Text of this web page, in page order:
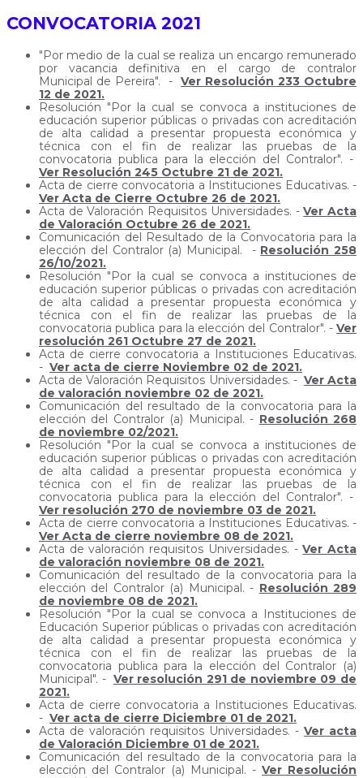
CONVOCATORIA 2021
"Por medio de la cual se realiza un encargo remunerado
por vacancia definitiva en el cargo de contralor
Municipal de Pereira". - Ver Resolución 233 Octubre
12 de 2021.
Resolución "Por la cual se convoca a instituciones de
educación superior públicas o privadas con acreditación
de alta calidad a presentar propuesta económica y
técnica con el fin de realizar las pruebas de la
convocatoria publica para la elección del Contralor". -
Ver Resolución 245 Octubre 21 de 2021.
Acta de cierre convocatoria a Instituciones Educativas. -
Ver Acta de Cierre Octubre 26 de 2021.
Acta de Valoración Requisitos Universidades. -Ver Acta
de Valoración Octubre 26 de 2021.
Comunicación del Resultado de la Convocatoria para la
elección del Contralor (a) Municipal. - Resolución 258
26/10/2021.
Resolución "Por la cual se convoca a instituciones de
educación superior públicas o privadas con acreditación
de alta calidad a presentar propuesta económica y
técnica con el fin de realizar las pruebas de la
convocatoria publica para la elección del Contralor". - Ver
resolución 261 Octubre 27 de 2021.
Acta de cierre convocatoria a Instituciones Educativas.
- Ver acta de cierre Noviembre 02 de 2021.
Acta de Valoración Requisitos Universidades. - Ver Acta
de valoración noviembre 02 de 2021.
Comunicación del resultado de la convocatoria para la
elección del Contralor (a) Municipal. - Resolución 268
de noviembre 02/2021.
Resolución "Por la cual se convoca a instituciones de
educación superior públicas o privadas con acreditación
de alta calidad a presentar propuesta económica y
técnica con el fin de realizar las pruebas de la
convocatoria publica para la elección del Contralor". -
Ver resolución 270 de noviembre 03 de 2021.
Acta de cierre convocatoria a Instituciones Educativas. -
Ver Acta de cierre noviembre 08 de 2021.
Acta de valoración requisitos Universidades. -Ver Acta
de valoración noviembre 08 de 2021.
Comunicación del resultado de la convocatoria para la
elección del Contralor (a) Municipal. - Resolución 289
de noviembre 08 de 2021.
Resolución "Por la cual se convoca a Instituciones de
Educación Superior públicas o privadas con acreditación
de alta calidad a presentar propuesta económica y
técnica con el fin de realizar las pruebas de la
convocatoria publica para la elección del Contralor (a)
Municipal". - Ver resolución 291 de noviembre 09 de
2021.
Acta de cierre convocatoria a Instituciones Educativas.
- Ver acta de cierre Diciembre 01 de 2021.
Acta de valoración requisitos Universidades. - Ver acta
de Valoración Diciembre 01 de 2021.
Comunicación del resultado de la convocatoria para la
elección del Contralor (a) Municipal. - Ver Resolución